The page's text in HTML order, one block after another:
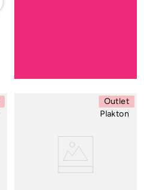
Outlet
Plakton